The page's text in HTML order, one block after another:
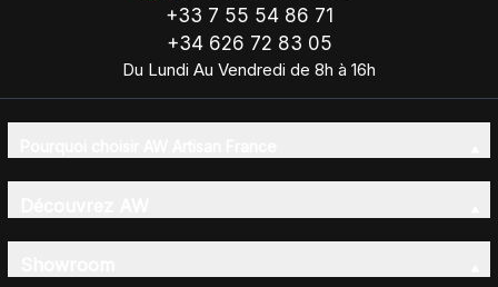
+33 7 55 54 86 71
+34 626 72 83 05
Du Lundi Au Vendredi de 8h à 16h